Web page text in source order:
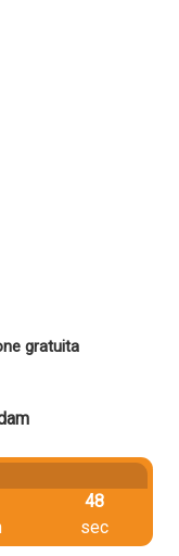
gratuita
48
sec